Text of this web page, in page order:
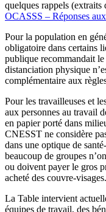
quelques rappels (extraits
OCASSS – Réponses
Pour la population en
obligatoire dans certains
publique recommandait
distanciation physique
complémentaire aux
Pour les travailleuses et
aux personnes au travail
en papier porté dans
CNESST ne considère
dans une optique de
beaucoup de groupes
ou doivent payer le gros
acheté des couvre-visages.
La Table intervient
équipes de travail, des